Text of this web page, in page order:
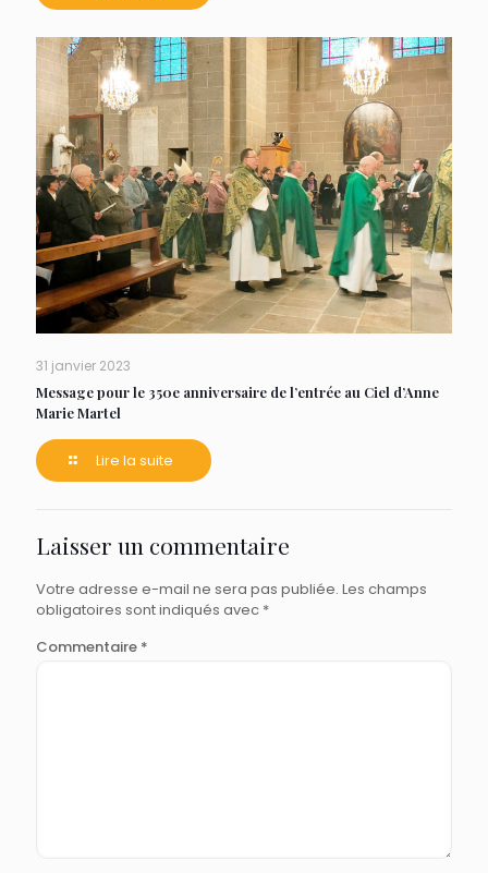
31 janvier 2023
Message pour le 350e anniversaire de l’entrée au Ciel d’Anne
Marie Martel
Lire la suite
Laisser un commentaire
Votre adresse e-mail ne sera pas publiée. Les champs
obligatoires sont indiqués avec *
Commentaire *